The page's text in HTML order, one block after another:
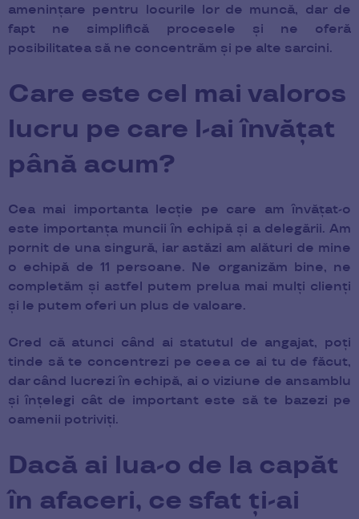
amenințare pentru locurile lor de muncă, dar de
fapt ne simplifică procesele și ne oferă
posibilitatea să ne concentrăm și pe alte sarcini.
Care este cel mai valoros
lucru pe care l-ai învățat
până acum?
Cea mai importanta lecție pe care am învățat-o
este importanța muncii în echipă și a delegării. Am
pornit de una singură, iar astăzi am alături de mine
o echipă de 11 persoane. Ne organizăm bine, ne
completăm și astfel putem prelua mai mulți clienți
și le putem oferi un plus de valoare.
Cred că atunci când ai statutul de angajat, poți
tinde să te concentrezi pe ceea ce ai tu de făcut,
dar când lucrezi în echipă, ai o viziune de ansamblu
și înțelegi cât de important este să te bazezi pe
oamenii potriviți.
Dacă ai lua-o de la capăt
în afaceri, ce sfat ți-ai